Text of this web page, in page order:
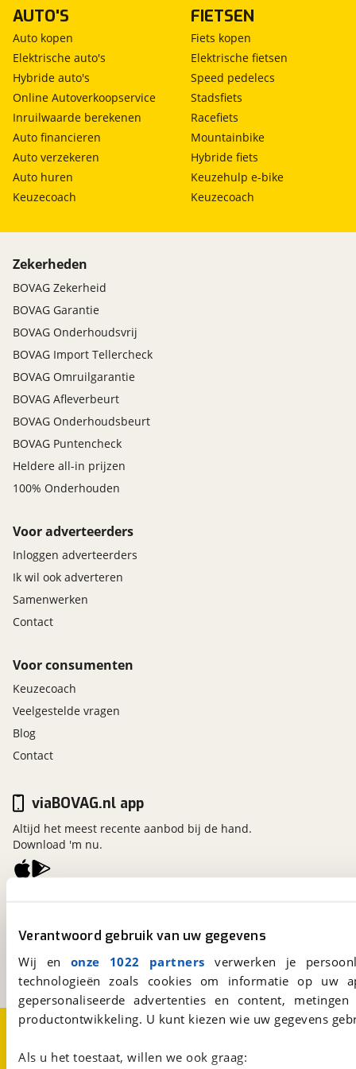
Verantwoord gebruik van uw gegevens
Wij en onze 1022 partners verwerken je
technologieën zoals cookies om informatie op
gepersonaliseerde advertenties en content,
productontwikkeling. U kunt kiezen wie uw gegevens
Als u het toestaat, willen we ook graag:
AUTO'S
Auto kopen
Elektrische auto's
Hybride auto's
Online Autoverkoopservice
Inruilwaarde berekenen
Auto financieren
Auto verzekeren
Auto huren
Keuzecoach
FIETSEN
Fiets kopen
Elektrische fietsen
Speed pedelecs
Stadsfiets
Racefiets
Mountainbike
Hybride fiets
Keuzehulp e-bike
Keuzecoach
Zekerheden
BOVAG Zekerheid
BOVAG Garantie
BOVAG Onderhoudsvrij
BOVAG Import Tellercheck
BOVAG Omruilgarantie
BOVAG Afleverbeurt
BOVAG Onderhoudsbeurt
BOVAG Puntencheck
Heldere all-in prijzen
100% Onderhouden
Voor adverteerders
Inloggen adverteerders
Ik wil ook adverteren
Samenwerken
Contact
Voor consumenten
Keuzecoach
Veelgestelde vragen
Blog
Contact
Kosterijland
3981 AJ Bunnik
Een initiatief van
viaBOVAG.nl app
Altijd het meest recente aanbod bij de hand.
Download 'm nu.
Over viaBOVAG.nlDisclaimer- en Privacyverklaring